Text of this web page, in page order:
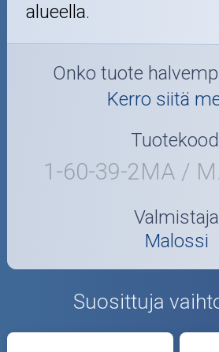
alueella.
Onko tuote
Kerro siitä
1-60-39-2MA /
Valmistaja
Malossi
Suosittuja